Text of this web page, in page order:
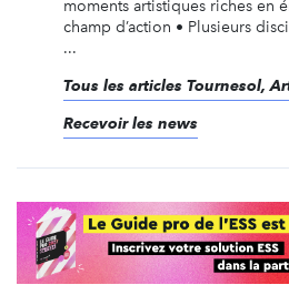
moments artistiques riches
champ d’action • Plusieurs
...
Tous les articles Tournesol,
Recevoir les news